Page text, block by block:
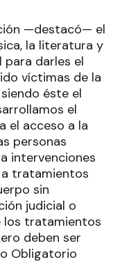
—destacó— el
la literatura y
darles el
víctimas de la
éste el
el
el acceso a la
personas
intervenciones
tratamientos
sin
judicial o
los tratamientos
deben ser
Obligatorio